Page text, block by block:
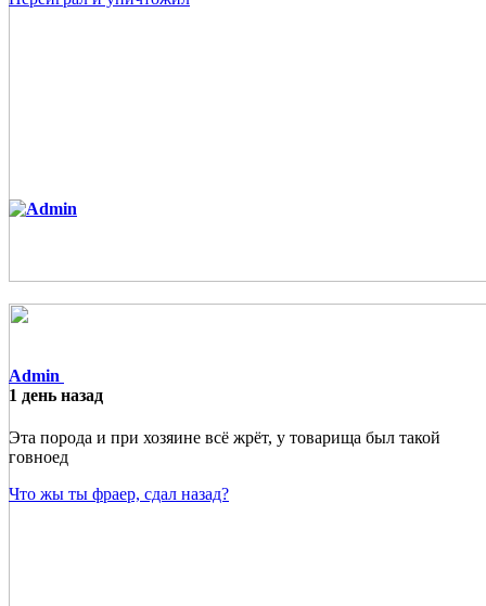
Admin
1 день назад
Эта порода и при хозяине всё жрёт, у товарища был такой
говноед
Что жы ты фраер, сдал назад?